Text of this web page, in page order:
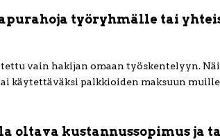
työryhmälle tai
vain hakijan omaan työskentelyyn.
käytettäväksi palkkioiden maksuun
oltava kustannussopimus ja